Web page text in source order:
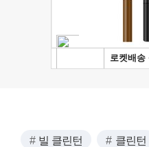
빌 클린턴 클린턴